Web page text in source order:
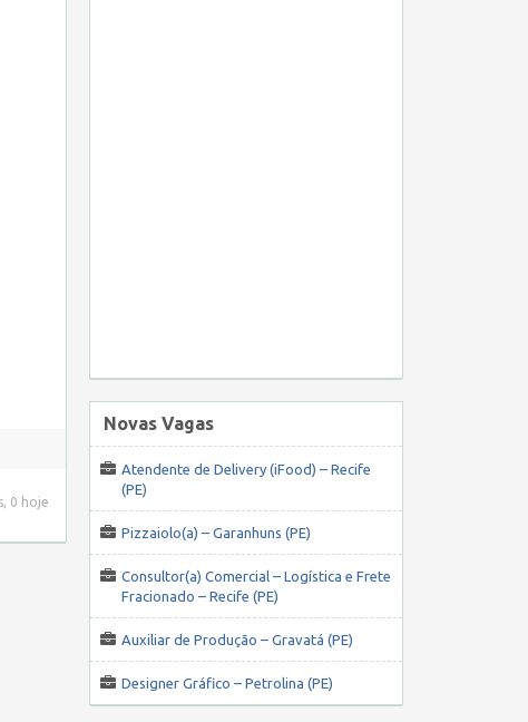
0 hoje
Novas Vagas
Atendente de Delivery (iFood) – Recife
(PE)
Pizzaiolo(a) – Garanhuns (PE)
Consultor(a) Comercial – Logística e Frete
Fracionado – Recife (PE)
Auxiliar de Produção – Gravatá (PE)
Designer Gráfico – Petrolina (PE)